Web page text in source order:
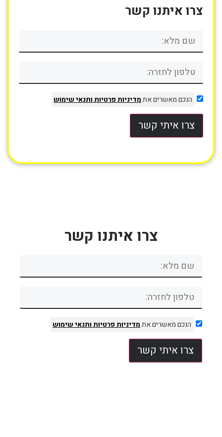
צרו איתנו קשר
הנכם מאשרים אתמדיניות פרטיותותנאי שימוש
צרו איתי קשר
צרו איתנו קשר
הנכם מאשרים אתמדיניות פרטיותותנאי שימוש
צרו איתי קשר